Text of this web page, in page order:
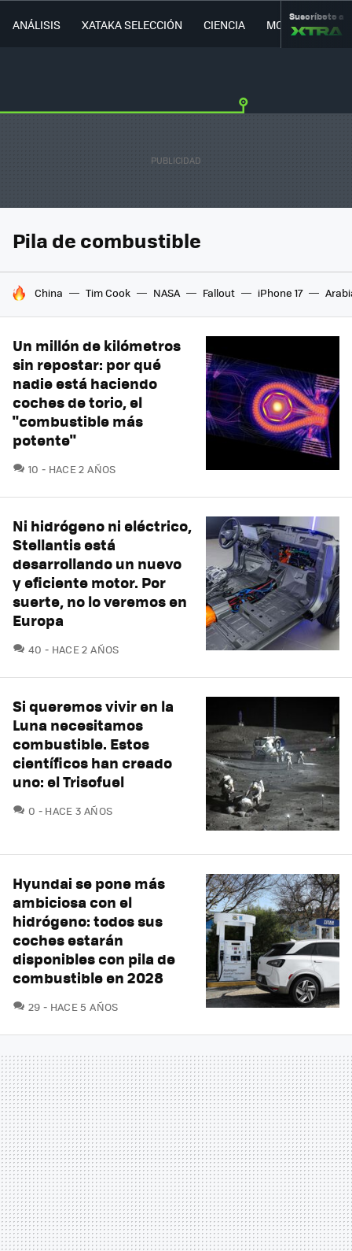
ANÁLISIS XATAKA SELECCIÓN CIENCIA MOVILIDAD
Suscríbete a
Pila de combustible
HOY SE HABLA DE
China Tim Cook NASA Fallout iPhone 17
Un millón de kilómetros
sin repostar: por qué
nadie está haciendo
coches de torio, el
"combustible más
potente"
10 COMENTARIOS
HACE 2 AÑOS
Ni hidrógeno ni eléctrico,
Stellantis está
desarrollando un nuevo
y eficiente motor. Por
suerte, no lo veremos en
Europa
40 COMENTARIOS
HACE 2 AÑOS
Si queremos vivir en la
Luna necesitamos
combustible. Estos
científicos han creado
uno: el Trisofuel
0 COMENTARIOS
HACE 3 AÑOS
Hyundai se pone más
ambiciosa con el
hidrógeno: todos sus
coches estarán
disponibles con pila de
combustible en 2028
29 COMENTARIOS
HACE 5 AÑOS